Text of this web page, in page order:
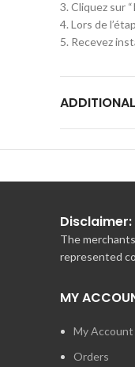
3. Cliquez sur
4. Lors de
5. Recevez
Besoin
Vous n’avez
Contactez
Disclaimer:
The
represented
MY
My Account
Orders